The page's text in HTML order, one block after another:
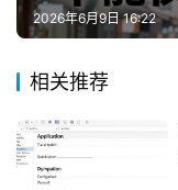
2026年6月9日 16:22
相关推荐